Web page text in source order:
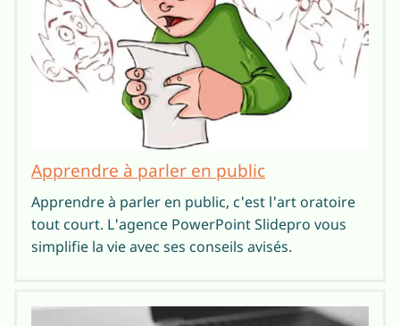
Apprendre à parler en public
Apprendre à parler en public, c'est l'art oratoire
tout court. L'agence PowerPoint Slidepro vous
simplifie la vie avec ses conseils avisés.